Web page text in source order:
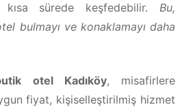
kısa sürede keşfedebilir. Bu,
bulmayı ve konaklamayı daha
otel Kadıköy, misafirlere
fiyat, kişiselleştirilmiş hizmet